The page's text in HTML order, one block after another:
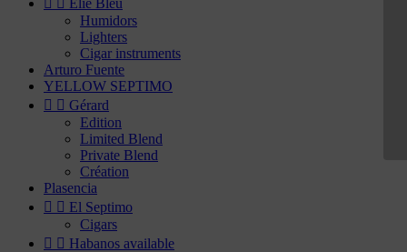
  Elie Bleu
Humidors
Lighters
Cigar instruments
Arturo Fuente
YELLOW SEPTIMO
  Gérard
Edition
Limited Blend
Private Blend
Création
Plasencia
  El Septimo
Cigars
  Habanos available